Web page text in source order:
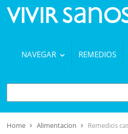
NAVEGAR REMEDIOS
BUSCAR
Home Alimentacion Remedios